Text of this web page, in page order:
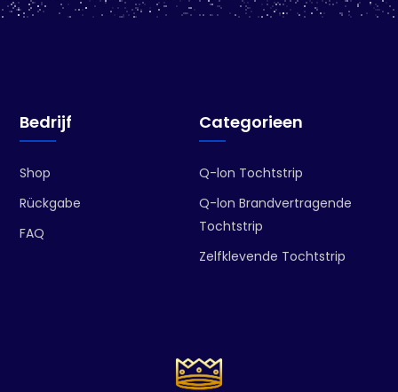
Categorieen
Q-lon Tochtstrip
Q-lon Brandvertragende
Tochtstrip
Zelfklevende Tochtstrip
Bedrijf
Shop
Rückgabe
FAQ